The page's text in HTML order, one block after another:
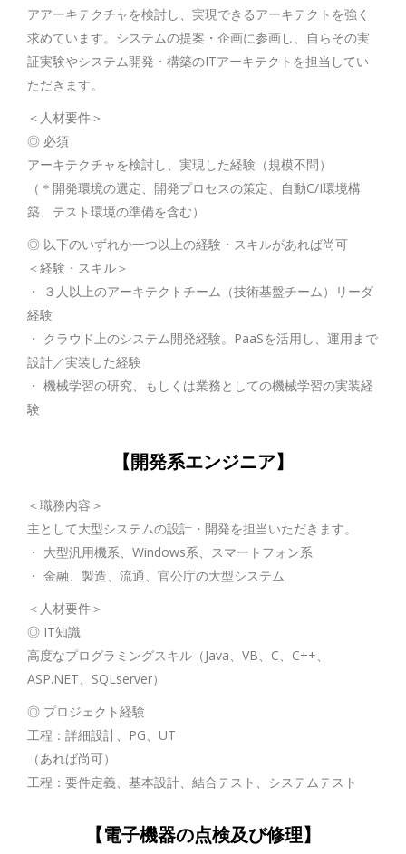
アアーキテクチャを検討し、実現できるアーキテクトを強く
求めています。システムの提案・企画に参画し、自らその実
証実験やシステム開発・構築のITアーキテクトを担当してい
ただきます。
＜人材要件＞
◎ 必須
アーキテクチャを検討し、実現した経験（規模不問）
（＊開発環境の選定、開発プロセスの策定、自動C/I環境構
築、テスト環境の準備を含む）
◎ 以下のいずれか一つ以上の経験・スキルがあれば尚可
＜経験・スキル＞
・ ３人以上のアーキテクトチーム（技術基盤チーム）リーダ
経験
・ クラウド上のシステム開発経験。PaaSを活用し、運用まで
設計／実装した経験
・ 機械学習の研究、もしくは業務としての機械学習の実装経
験
【開発系エンジニア】
＜職務内容＞
主として大型システムの設計・開発を担当いただきます。
・ 大型汎用機系、Windows系、スマートフォン系
・ 金融、製造、流通、官公庁の大型システム
＜人材要件＞
◎ IT知識
高度なプログラミングスキル（Java、VB、C、C++、
ASP.NET、SQLserver）
◎ プロジェクト経験
工程：詳細設計、PG、UT
（あれば尚可）
工程：要件定義、基本設計、結合テスト、システムテスト
【電子機器の点検及び修理】